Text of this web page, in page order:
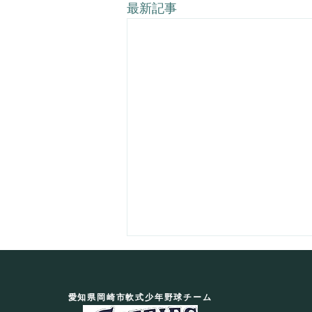
最新記事
いつも岡崎タフィーズへの温かい
ご声援とサポートをいただき、あ
愛知県岡崎市軟式少年野球チーム